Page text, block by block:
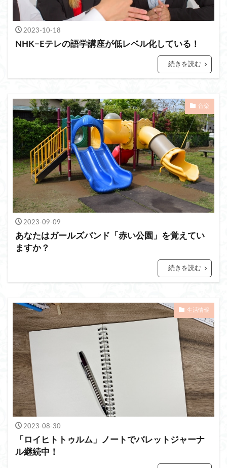
2023-10-18
NHK−Eテレの語学講座が低レベル化している！
続きを読む
音楽
2023-09-09
あなたはガールズバンド「赤い公園」を覚えてい
ますか？
続きを読む
生活情報
2023-08-30
「ロイヒトトゥルム」ノートでバレットジャーナ
ル継続中！